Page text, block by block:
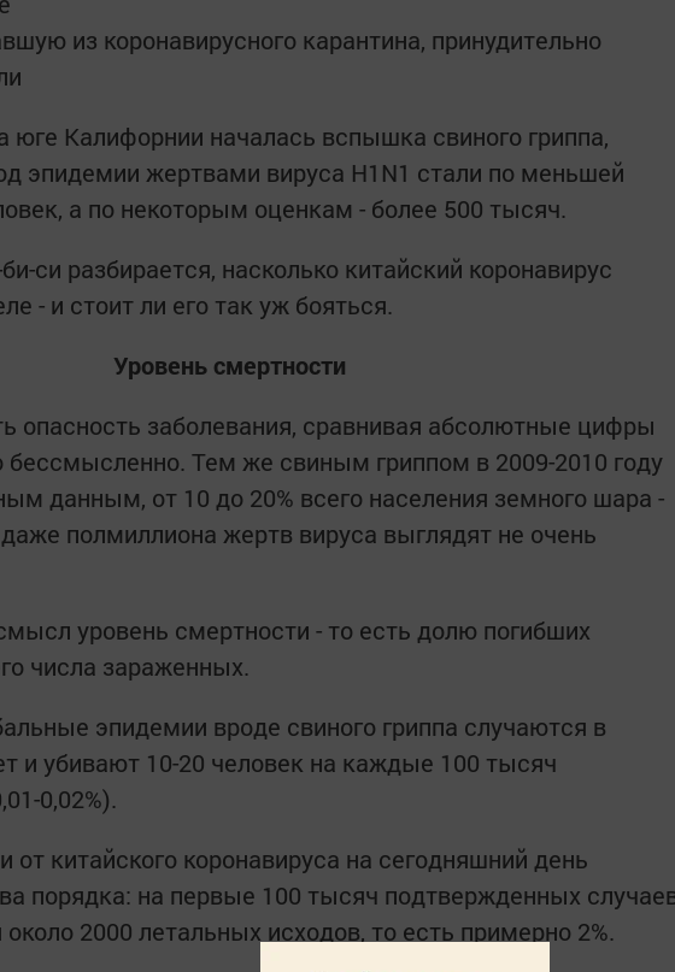
из коронавирусного карантина, принудительно
юге Калифорнии началась вспышка свиного гриппа,
эпидемии жертвами вируса H1N1 стали по меньшей
а по некоторым оценкам - более 500 тысяч.
си разбирается, насколько китайский коронавирус
- и стоит ли его так уж бояться.
Уровень смертности
опасность заболевания, сравнивая абсолютные цифры
бессмысленно. Тем же свиным гриппом в 2009-2010 году
данным, от 10 до 20% всего населения земного шара -
полмиллиона жертв вируса выглядят не очень
уровень смертности - то есть долю погибших
числа зараженных.
эпидемии вроде свиного гриппа случаются в
и убивают 10-20 человек на каждые 100 тысяч
0,02%).
от китайского коронавируса на сегодняшний день
порядка: на первые 100 тысяч подтвержденных
2000 летальных исходов, то есть примерно 2%.